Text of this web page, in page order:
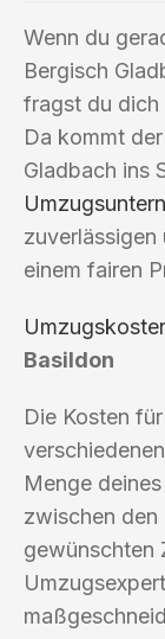
Wenn du
Bergisch
fragst du dich
Da kommt
Gladbach ins
einem fairen
Basildon
Die Kosten
Menge
zwischen den
gewünschten